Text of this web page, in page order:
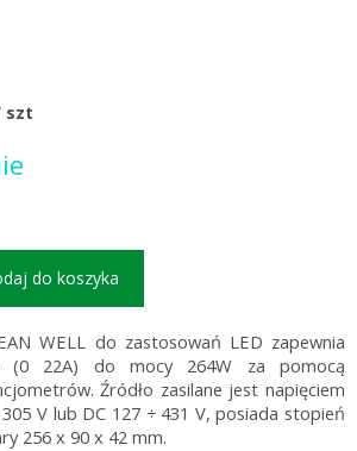
szt
do koszyka
WELL do zastosowań LED zapewnia
(0 22A) do mocy 264W za pomocą
Źródło zasilane jest napięciem
V lub DC 127 ÷ 431 V, posiada stopień
256 x 90 x 42 mm.